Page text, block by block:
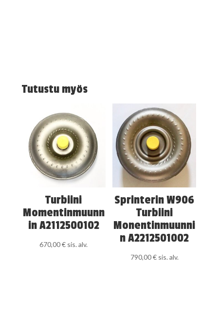
Tutustu myös
Turbiini
Momentinmuunn
in A2112500102
670,00€ sis. alv.
Sprinterin W906
Turbiini
Monentinmuunni
n A2212501002
790,00€ sis. alv.